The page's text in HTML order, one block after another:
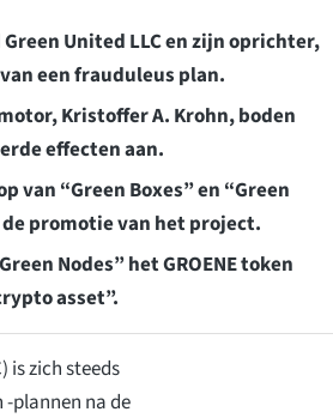
United LLC en zijn oprichter,
een frauduleus plan.
Kristoffer A. Krohn, boden
effecten aan.
van “Green Boxes” en “Green
promotie van het project.
Nodes” het GROENE token
asset”.
is zich steeds
plannen na de